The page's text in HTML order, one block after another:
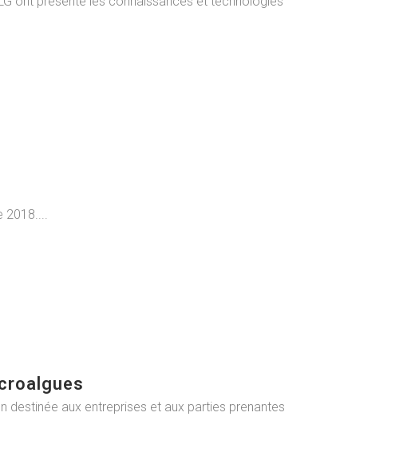
2018....
destinée aux entreprises et aux parties prenantes